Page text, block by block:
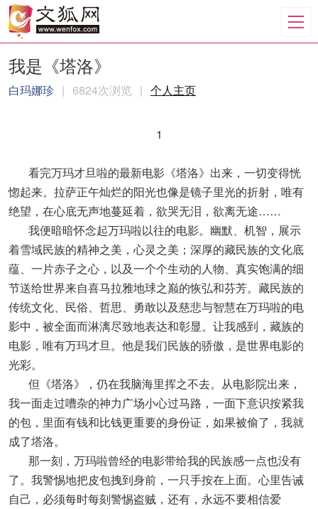
我是《塔洛》
白玛娜珍 | 6824次浏览 | 个人主页
1
看完万玛才旦啦的最新电影《塔洛》出来，一切变得恍
惚起来。拉萨正午灿烂的阳光也像是镜子里光的折射，唯有
绝望，在心底无声地蔓延着，欲哭无泪，欲离无途……
我便暗暗怀念起万玛啦以往的电影。幽默、机智，展示
着雪域民族的精神之美，心灵之美；深厚的藏民族的文化底
蕴、一片赤子之心，以及一个个生动的人物、真实饱满的细
节送给世界来自喜马拉雅地球之巅的恢弘和芬芳。藏民族的
传统文化、民俗、哲思、勇敢以及慈悲与智慧在万玛啦的电
影中，被全面而淋漓尽致地表达和彰显。让我感到，藏族的
电影，唯有万玛才旦。他是我们民族的骄傲，是世界电影的
光彩。
但《塔洛》，仍在我脑海里挥之不去。从电影院出来，
我一面走过嘈杂的神力广场小心过马路，一面下意识按紧我
的包，里面有钱和比钱更重要的身份证，如果被偷了，我就
成了塔洛。
那一刻，万玛啦曾经的电影带给我的民族感一点也没有
了。我警惕地把皮包拽到身前，一只手按在上面。心里告诫
自己，必须每时每刻警惕盗贼，还有，永远不要相信爱